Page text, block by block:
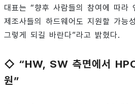
대표는 “향후 사람들의 참여에 따
제조사들의 하드웨어도 지원할 가능
그렇게 되길 바란다”라고 밝혔다.
◇ “HW, SW 측면에서
원”